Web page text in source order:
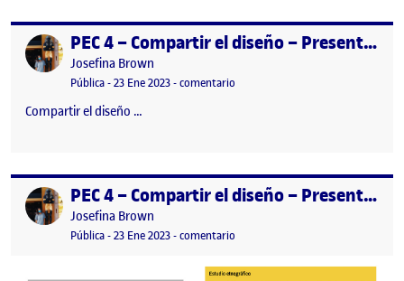
Publicado por PEC 4 – Compartir el diseño – Presentación
Publicado por
Josefina Brown
Visibilidad:
Pública-Fecha de publicación
23 Ene 202317 mayo, 2023 5:26 pm
-comentario
Compartir el diseño …
Publicado por PEC 4 – Compartir el diseño – Presentación
Publicado por
Josefina Brown
Visibilidad:
Pública-Fecha de publicación
23 Ene 202317 mayo, 2023 5:26 pm
-comentario